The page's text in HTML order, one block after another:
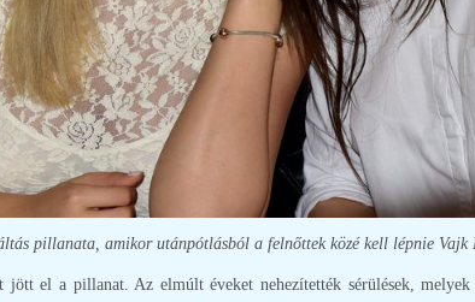
pillanata, amikor utánpótlásból a felnőttek közé kell lépnie Vajk
el a pillanat. Az elmúlt éveket nehezítették sérülések, melyek